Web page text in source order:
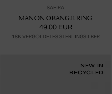
SAFIRA
MANON ORANGE RING
49.00 EUR
18K VERGOLDETES STERLINGSILBER
NEW IN
RECYCLED